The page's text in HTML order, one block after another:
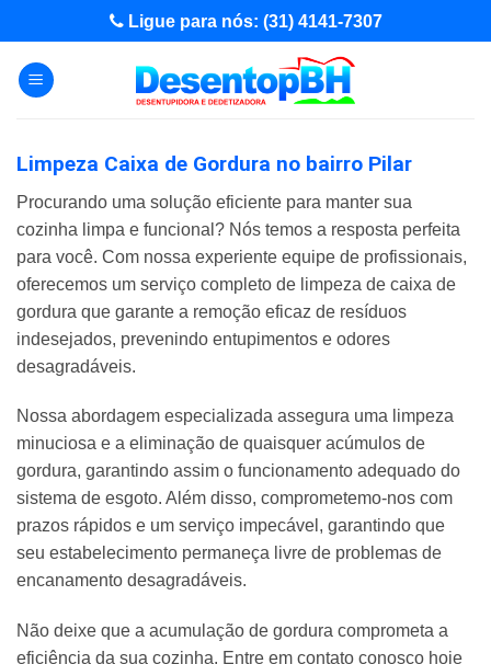
to
content
Ligue para nós: (31) 4141-7307
Limpeza Caixa de Gordura no bairro Pilar
Procurando uma solução eficiente para manter sua
cozinha limpa e funcional? Nós temos a resposta perfeita
para você. Com nossa experiente equipe de profissionais,
oferecemos um serviço completo de limpeza de caixa de
gordura que garante a remoção eficaz de resíduos
indesejados, prevenindo entupimentos e odores
desagradáveis.
Nossa abordagem especializada assegura uma limpeza
minuciosa e a eliminação de quaisquer acúmulos de
gordura, garantindo assim o funcionamento adequado do
sistema de esgoto. Além disso, comprometemo-nos com
prazos rápidos e um serviço impecável, garantindo que
seu estabelecimento permaneça livre de problemas de
encanamento desagradáveis.
Não deixe que a acumulação de gordura comprometa a
eficiência da sua cozinha. Entre em contato conosco hoje